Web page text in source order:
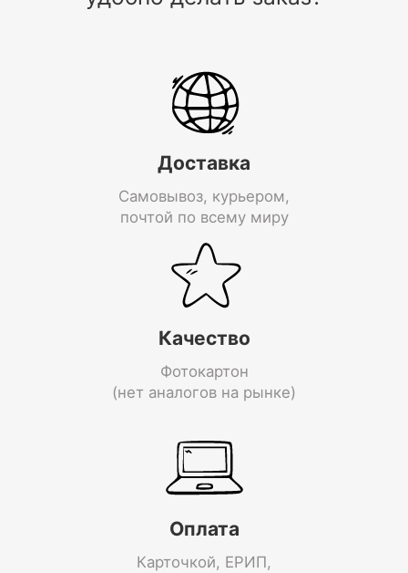
Доставка
Самовывоз, курьером,
почтой по всему миру
Качество
Фотокартон
(нет аналогов на рынке)
Оплата
Карточкой, ЕРИП,